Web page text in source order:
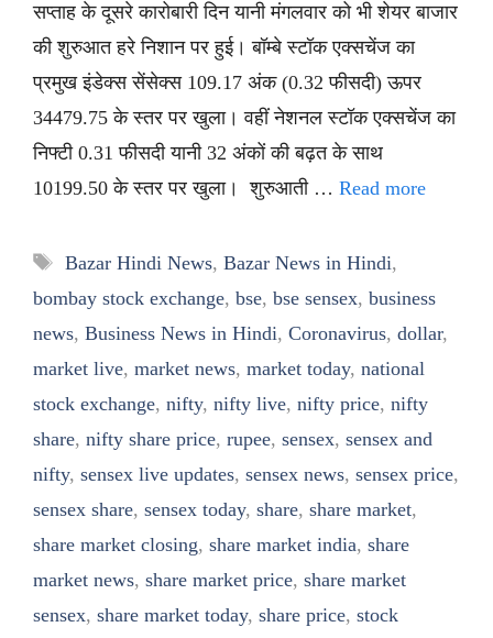
सप्ताह के दूसरे कारोबारी दिन यानी मंगलवार को भी शेयर बाजार
की शुरुआत हरे निशान पर हुई। बॉम्बे स्टॉक एक्सचेंज का
प्रमुख इंडेक्स सेंसेक्स 109.17 अंक (0.32 फीसदी) ऊपर
34479.75 के स्तर पर खुला। वहीं नेशनल स्टॉक एक्सचेंज का
निफ्टी 0.31 फीसदी यानी 32 अंकों की बढ़त के साथ
10199.50 के स्तर पर खुला। शुरुआती … Read more
Tags
Bazar Hindi News, Bazar News in Hindi,
bombay stock exchange, bse, bse sensex, business
news, Business News in Hindi, Coronavirus, dollar,
market live, market news, market today, national
stock exchange, nifty, nifty live, nifty price, nifty
share, nifty share price, rupee, sensex, sensex and
nifty, sensex live updates, sensex news, sensex price,
sensex share, sensex today, share, share market,
share market closing, share market india, share
market news, share market price, share market
sensex, share market today, share price, stock